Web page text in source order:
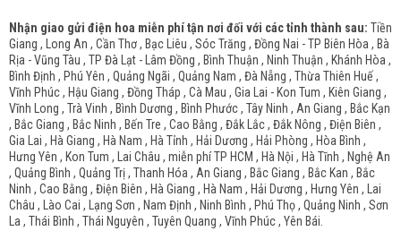
Nhận giao gửi điện hoa miễn phí tận nơi đối với các tỉnh thành sau: Tiền
Giang , Long An , Cần Thơ , Bạc Liêu , Sóc Trăng , Đồng Nai - TP Biên Hòa , Bà
Rịa - Vũng Tàu , TP Đà Lạt - Lâm Đồng , Bình Thuận , Ninh Thuận , Khánh Hòa ,
Bình Định , Phú Yên , Quảng Ngãi , Quảng Nam , Đà Nẵng , Thừa Thiên Huế ,
Vĩnh Phúc , Hậu Giang , Đồng Tháp , Cà Mau , Gia Lai - Kon Tum , Kiên Giang ,
Vĩnh Long , Trà Vinh , Bình Dương , Bình Phước , Tây Ninh , An Giang , Bắc Kạn
, Bắc Giang , Bắc Ninh , Bến Tre , Cao Bằng , Đắk Lắc , Đắk Nông , Điện Biên ,
Gia Lai , Hà Giang , Hà Nam , Hà Tỉnh , Hải Dương , Hải Phòng , Hòa Bình ,
Hưng Yên , Kon Tum , Lai Châu , miễn phí TP HCM , Hà Nội , Hà Tĩnh , Nghệ An
, Quảng Bình , Quảng Trị , Thanh Hóa , An Giang , Bắc Giang , Bắc Kan , Bắc
Ninh , Cao Bằng , Điện Biên , Hà Giang , Hà Nam , Hải Dương , Hưng Yên , Lai
Châu , Lào Cai , Lạng Sơn , Nam Định , Ninh Bình , Phú Thọ , Quảng Ninh , Sơn
La , Thái Bình , Thái Nguyên , Tuyên Quang , Vĩnh Phúc , Yên Bái.